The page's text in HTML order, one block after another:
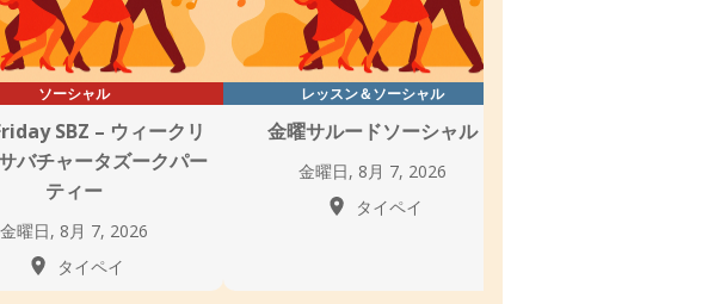
ソーシャル
SBZ – ウィークリ
バチャータズークパー
ティー
金曜日, 8月 7, 2026
タイペイ
レッスン＆ソーシャル
金曜サルードソーシャル
金曜日, 8月 7, 2026
タイペイ